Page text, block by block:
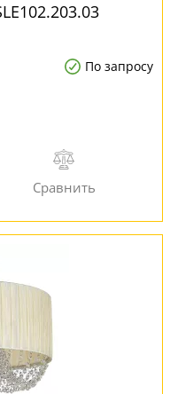
По запросу